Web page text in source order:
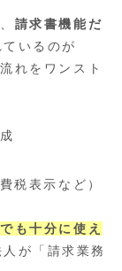
請求書機能だ
いるのが
れをワンスト
税表示など）
も十分に使え
が「請求業務